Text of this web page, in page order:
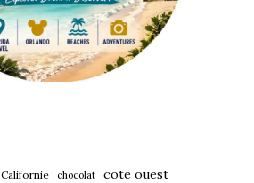
Californie chocolat cote ouest